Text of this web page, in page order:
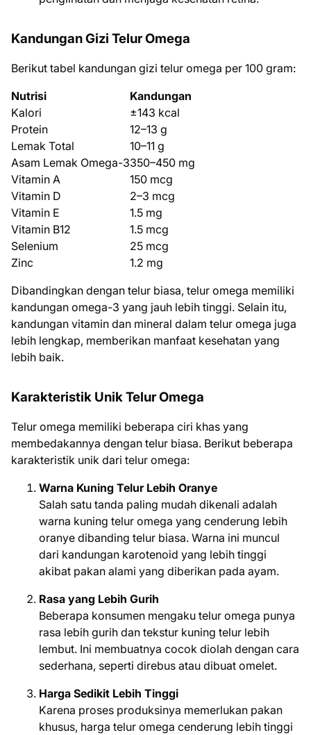
Kandungan Gizi Telur Omega
Berikut tabel kandungan gizi telur omega per 100 gram:
Nutrisi
Kandungan
Kalori
±143 kcal
Protein
12–13 g
Lemak Total
10–11 g
Asam Lemak Omega-3350–450 mg
Vitamin A
150 mcg
Vitamin D
2–3 mcg
Vitamin E
1.5 mg
Vitamin B12
1.5 mcg
Selenium
25 mcg
Zinc
1.2 mg
Dibandingkan dengan telur biasa, telur omega memiliki
kandungan omega-3 yang jauh lebih tinggi. Selain itu,
kandungan vitamin dan mineral dalam telur omega juga
lebih lengkap, memberikan manfaat kesehatan yang
lebih baik.
Karakteristik Unik Telur Omega
Telur omega memiliki beberapa ciri khas yang
membedakannya dengan telur biasa. Berikut beberapa
karakteristik unik dari telur omega:
Warna Kuning Telur Lebih Oranye
Salah satu tanda paling mudah dikenali adalah
warna kuning telur omega yang cenderung lebih
oranye dibanding telur biasa. Warna ini muncul
dari kandungan karotenoid yang lebih tinggi
akibat pakan alami yang diberikan pada ayam.
Rasa yang Lebih Gurih
Beberapa konsumen mengaku telur omega punya
rasa lebih gurih dan tekstur kuning telur lebih
lembut. Ini membuatnya cocok diolah dengan cara
sederhana, seperti direbus atau dibuat omelet.
Harga Sedikit Lebih Tinggi
Karena proses produksinya memerlukan pakan
khusus, harga telur omega cenderung lebih tinggi